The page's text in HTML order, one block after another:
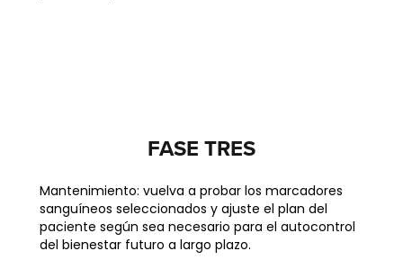
FASE TRES
Mantenimiento: vuelva a probar los marcadores
sanguíneos seleccionados y ajuste el plan del
paciente según sea necesario para el autocontrol
del bienestar futuro a largo plazo.